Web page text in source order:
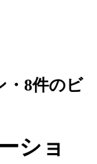
・ 8件のビ
ショ